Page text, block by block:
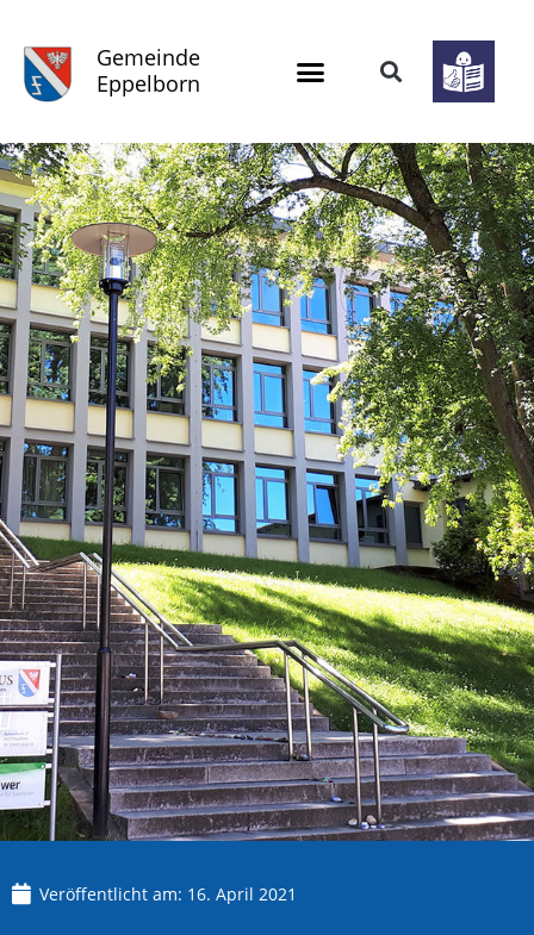
Gemeinde
Eppelborn
Veröffentlicht am: 16. April 2021